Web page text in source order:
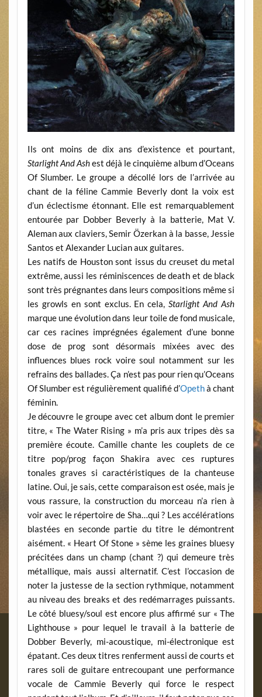
Ils ont moins de dix ans d’existence et pourtant,
Starlight And Ashest déjà le cinquième album d’Oceans
Of Slumber. Le groupe a décollé lors de l’arrivée au
chant de la féline Cammie Beverly dont la voix est
d’un éclectisme étonnant. Elle est remarquablement
entourée par Dobber Beverly à la batterie, Mat V.
Aleman aux claviers, Semir Özerkan à la basse, Jessie
Santos et Alexander Lucian aux guitares.
Les natifs de Houston sont issus du creuset du metal
extrême, aussi les réminiscences de death et de black
sont très prégnantes dans leurs compositions même si
les growls en sont exclus. En cela,Starlight And Ash
marque une évolution dans leur toile de fond musicale,
car ces racines imprégnées également d’une bonne
dose de prog sont désormais mixées avec des
influences blues rock voire soul notamment sur les
refrains des ballades. Ça n’est pas pour rien qu’Oceans
Of Slumber est régulièrement qualifié d’Opethà chant
féminin.
Je découvre le groupe avec cet album dont le premier
titre, « The Water Rising » m’a pris aux tripes dès sa
première écoute. Camille chante les couplets de ce
titre pop/prog façon Shakira avec ces ruptures
tonales graves si caractéristiques de la chanteuse
latine. Oui, je sais, cette comparaison est osée, mais je
vous rassure, la construction du morceau n’a rien à
voir avec le répertoire de Sha…qui ? Les accélérations
blastées en seconde partie du titre le démontrent
aisément. « Heart Of Stone » sème les graines bluesy
précitées dans un champ (chant ?) qui demeure très
métallique, mais aussi alternatif. C’est l’occasion de
noter la justesse de la section rythmique, notamment
au niveau des breaks et des redémarrages puissants.
Le côté bluesy/soul est encore plus affirmé sur « The
Lighthouse » pour lequel le travail à la batterie de
Dobber Beverly, mi-acoustique, mi-électronique est
épatant. Ces deux titres renferment aussi de courts et
rares soli de guitare entrecoupant une performance
vocale de Cammie Beverly qui force le respect